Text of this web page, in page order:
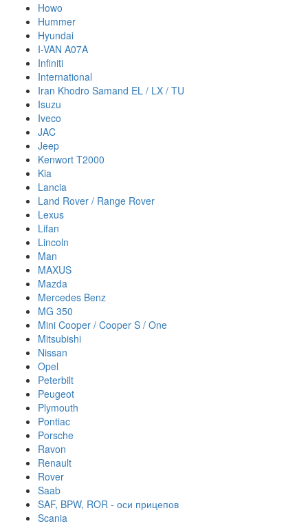
Howo
Hummer
Hyundai
I-VAN A07A
Infiniti
International
Iran Khodro Samand EL / LX / TU
Isuzu
Iveco
JAC
Jeep
Kenwort T2000
Kia
Lancia
Land Rover / Range Rover
Lexus
Lifan
Lincoln
Man
MAXUS
Mazda
Mercedes Benz
MG 350
Mini Cooper / Cooper S / One
Mitsubishi
Nissan
Opel
Peterbilt
Peugeot
Plymouth
Pontiac
Porsche
Ravon
Renault
Rover
Saab
SAF, BPW, ROR - оси прицепов
Scania